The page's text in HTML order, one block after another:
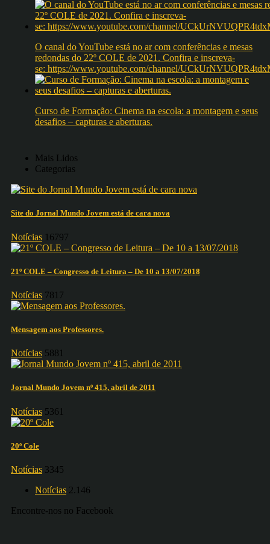
O canal do YouTube está no ar com conferências e mesas
redondas do 22º COLE de 2021. Confira e inscreva-
se: https://www.youtube.com/channel/
Curso de Formação: Cinema na escola: a montagem e seus
desafios – capturas e aberturas.
Mais Lidos
Categorias
Site do Jornal Mundo Jovem está de cara nova
Notícias 16797
21º COLE – Congresso de Leitura – De 10 a 13/07/2018
Notícias 7817
Mensagem aos Professores.
Notícias 5881
Jornal Mundo Jovem nº 415, abril de 2011
Notícias 5361
20º Cole
Notícias 3345
Notícias 2.146
Encontre-nos no Facebook